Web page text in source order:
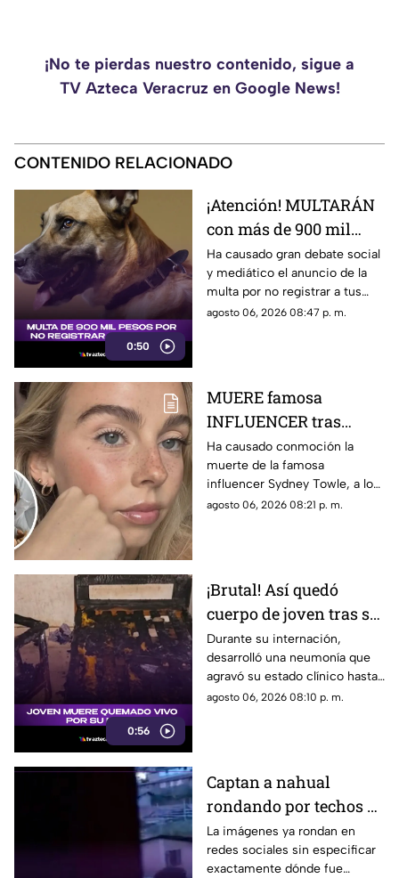
¡No te pierdas nuestro contenido, sigue a
TV Azteca Veracruz en Google News!
CONTENIDO RELACIONADO
0:50
¡Atención! MULTARÁN
con más de 900 mil
pesos a todos los que
no REGISTREN a sus
MASCOTAS
Ha causado gran debate social
y mediático el anuncio de la
multa por no registrar a tus
mascotas, por lo que la
agosto 06, 2026 08:47 p. m.
MUERE famosa
INFLUENCER tras
luchar contra INUSUAL
enfermedad
Ha causado conmoción la
muerte de la famosa
influencer Sydney Towle, a los
26 años, tras varios años de
agosto 06, 2026 08:21 p. m.
0:56
¡Brutal! Así quedó
cuerpo de joven tras ser
QUEMADO vivo por su
novia [VIDEO]
Durante su internación,
desarrolló una neumonía que
agravó su estado clínico hasta
que finalmente, falleció tras
agosto 06, 2026 08:10 p. m.
Captan a nahual
rondando por techos de
casas; ¿es en Veracruz?
[VIDEO]
La imágenes ya rondan en
redes sociales sin especificar
exactamente dónde fue